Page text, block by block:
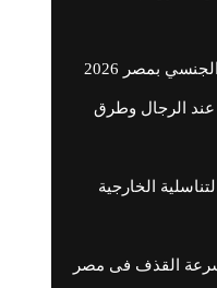
بمصر 2026
الرجال وطرق
الخارجية
القذف فى مصر